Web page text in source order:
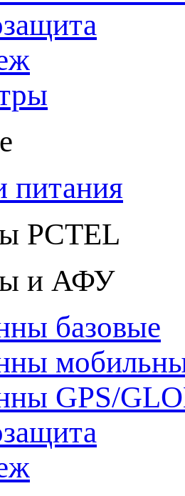
питания
PCTEL
и АФУ
базовые
GPS/